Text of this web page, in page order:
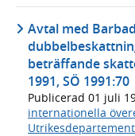
Avtal med
beträffande
1991, SÖ 1991:70
Publicerad 01 juli
internationella